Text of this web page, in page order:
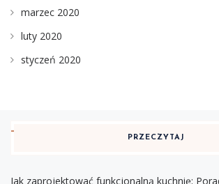
marzec 2020
luty 2020
styczeń 2020
PRZECZYTAJ
Jak zaprojektować funkcjonalną kuchnię: